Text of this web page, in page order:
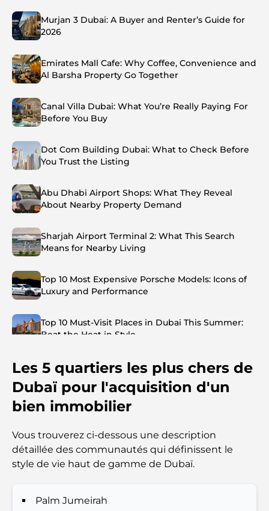
Murjan 3 Dubai: A Buyer and Renter’s Guide for
2026
Emirates Mall Cafe: Why Coffee, Convenience and
Al Barsha Property Go Together
Canal Villa Dubai: What You’re Really Paying For
Before You Buy
Dot Com Building Dubai: What to Check Before
You Trust the Listing
Abu Dhabi Airport Shops: What They Reveal
About Nearby Property Demand
Sharjah Airport Terminal 2: What This Search
Means for Nearby Living
Top 10 Most Expensive Porsche Models: Icons of
Luxury and Performance
Top 10 Must-Visit Places in Dubai This Summer:
Beat the Heat in Style
Top 7 Busiest Airports in the World: Hub of Global
Travel
Abu Dhabi vs Dubai: A Practical Comparison for
Best Schools in Downtown Dubai: A Guide for
Families
Que faire à Dubaï en été : le guide ultime pour
profiter de la chaleur
Les 5 quartiers les plus chers de
Dubaï pour l'acquisition d'un
bien immobilier
Vous trouverez ci-dessous une description
détaillée des communautés qui définissent le
style de vie haut de gamme de Dubaï.
Palm Jumeirah